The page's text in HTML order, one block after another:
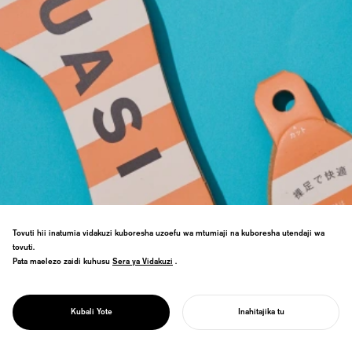
PROJECT
SUASI
yenyewe, kupunguza uzito kwa zaidi ya
Tovuti hii inatumia vidakuzi kuboresha uzoefu wa mtumiaji na kuboresha utendaji wa
tovuti.
Pata maelezo zaidi kuhusu Sera ya Vidakuzi
Sera ya Vidakuzi .
Kubali Yote Inahitajika tu